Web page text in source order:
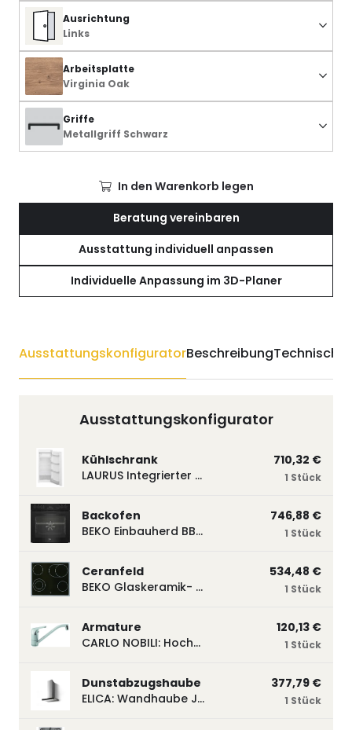
Ausrichtung
Links
Arbeitsplatte
Virginia Oak
Griffe
Metallgriff Schwarz
In den Warenkorb legen
Beratung vereinbaren
Ausstattung individuell anpassen
Individuelle Anpassung im 3D-Planer
AusstattungskonfiguratorBeschreibungTechnische
Ausstattungskonfigurator
Kühlschrank
LAURUS Integrierter Kühlautomat LKG122E LKG122E
710,32 €
1 Stück
Backofen
BEKO Einbauherd BBUM113N2B mit Hydrolyse, Schwarz BBUM113N2B
746,88 €
1 Stück
Ceranfeld
BEKO Glaskeramik- Strahlungskochfeld EH 9641 XHN, herdgebunden EH9641XHN
534,48 €
1 Stück
Armature
CARLO NOBILI: Hochdruck- Einhebelmischbatterie Blue, Mischbatterie verchromt 17770
120,13 €
1 Stück
Dunstabzugshaube
ELICA: Wandhaube JOYE 60-A,600 mm breit Edelstahl JOYE60A
377,79 €
1 Stück